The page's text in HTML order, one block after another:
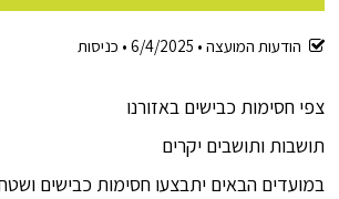
הודעות המועצה • 6/4/2025
• כניסות
צפי חסימות כבישים באזורנו
תושבות ותושבים יקרים
במועדים הבאים יתבצעו חסימות כבישים